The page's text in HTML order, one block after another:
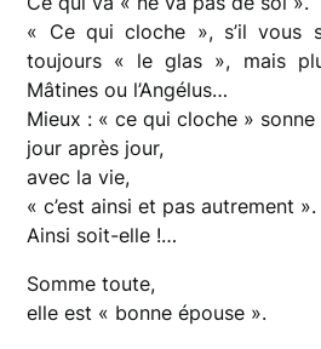
« Ce qui cloche », s’il vous
toujours « le glas », mais
Mâtines ou l’Angélus…
Mieux : « ce qui cloche » sonne
jour après jour,
avec la vie,
« c’est ainsi et pas autrement ».
Ainsi soit-elle !…
Somme toute,
elle est « bonne épouse ».